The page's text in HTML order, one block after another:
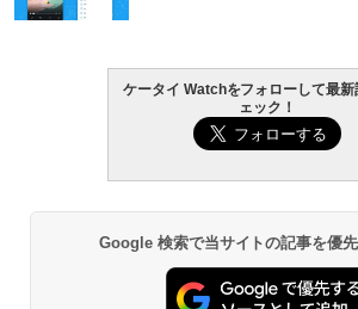
ケータイ Watchをフォローして最新
ェック！
Google 検索で当サイトの記事を優